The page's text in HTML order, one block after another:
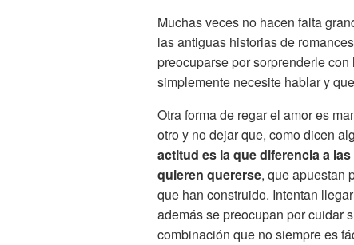
Muchas veces no hacen falta
las antiguas historias de
preocuparse por sorprenderle
simplemente necesite hablar y
Otra forma de regar el amor es
otro y no dejar que, como dicen
actitud es la que diferencia a
quieren quererse, que apuestan
que han construido. Intentan
además se preocupan por cuidar
combinación que no siempre es